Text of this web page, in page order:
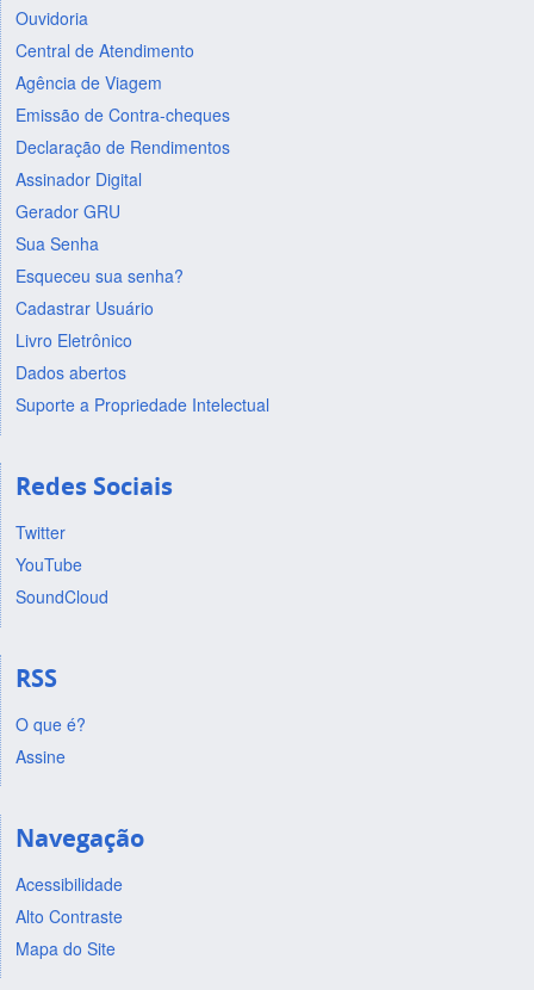
Ouvidoria
Central de Atendimento
Agência de Viagem
Emissão de Contra-cheques
Declaração de Rendimentos
Assinador Digital
Gerador GRU
Sua Senha
Esqueceu sua senha?
Cadastrar Usuário
Livro Eletrônico
Dados abertos
Suporte a Propriedade Intelectual
Redes Sociais
Twitter
YouTube
SoundCloud
RSS
O que é?
Assine
Navegação
Acessibilidade
Alto Contraste
Mapa do Site